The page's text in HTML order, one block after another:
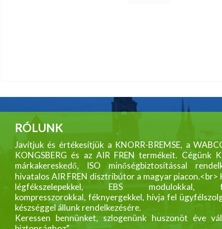
RÓLUNK
Javítjuk és értékesítjük a KNORR-BREMSE, a
KONGSBERG és az AIR FREN termékeit. Cégünk
márkakereskedő, ISO minőségbiztosítással
hivatalos AIR FREN disztribútor a magyar piacon.<br>
légfékszelepekkel, EBS modulokkal,
kompresszorokkal, féknyergekkel, hívja fel
készséggel állunk rendelkezésére.
Keressen bennünket, szlogenünk huszonöt éve